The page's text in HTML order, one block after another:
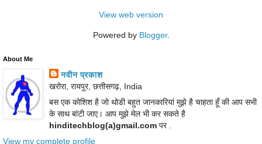
View web version
Powered by Blogger.
About Me
नवीन प्रकाश
खरोरा, रायपुर, छत्तीसगढ़, India
बस एक कोशिश है जो थोडी बहुत जानकारियां मुझे है चाहता हूँ की आप सभी
के साथ बांटी जाए। आप मुझे मेल भी कर सकते है
hinditechblog(a)gmail.comपर .
View my complete profile